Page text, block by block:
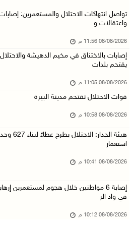
مستعمرون يهاجمون قرية أبو فلاح
مستعمرون يقتحمون بلدة بيت عور التحتا
08/آب/2026 06:39 م
الجامعة العربية الأمريكية تختتم فعاليات
08/آب/2026 05:52 م
تواصل انتهاكات الاحتلال والمستعمرين:
واعتقالات و
08/08/2026 11:56 م
إصابات بالاختناق في مخيم الدهيشة والاحتلال
يقتحم بلدات
08/08/2026 11:05 م
قوات الاحتلال تقتحم مدينة البيرة
08/08/2026 10:58 م
هيئة الجدار: الاحتلال يطرح
استعمار
08/08/2026 10:41 م
إصابة 6 مواطنين خلال هجوم لمستعمرين
في واد الر
08/08/2026 10:12 م